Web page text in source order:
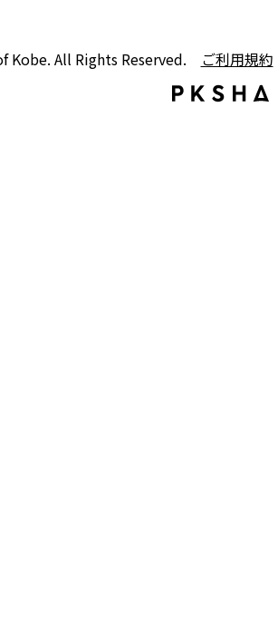
Kobe. All Rights Reserved. ご利用規約